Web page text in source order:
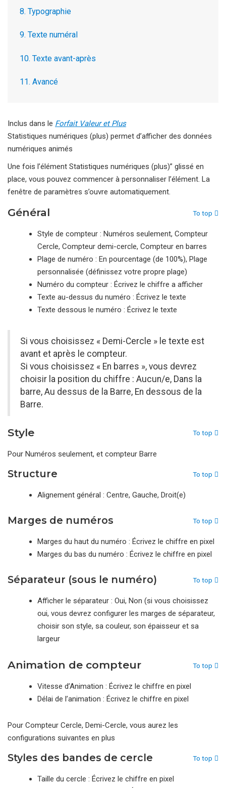
8. Typographie
9. Texte numéral
10. Texte avant-après
11. Avancé
Inclus dans le Forfait Valeur et Plus
Statistiques numériques (plus) permet d’afficher des données
numériques animés
Une fois l’élément Statistiques numériques (plus)” glissé en
place, vous pouvez commencer à personnaliser l’élément. La
fenêtre de paramètres s’ouvre automatiquement.
Général To top
Style de compteur : Numéros seulement, Compteur
Cercle, Compteur demi-cercle, Compteur en barres
Plage de numéro : En pourcentage (de 100%), Plage
personnalisée (définissez votre propre plage)
Numéro du compteur : Écrivez le chiffre a afficher
Texte au-dessus du numéro : Écrivez le texte
Texte dessous le numéro : Écrivez le texte
Si vous choisissez « Demi-Cercle » le texte est
avant et après le compteur.
Si vous choisissez « En barres », vous devrez
choisir la position du chiffre : Aucun/e, Dans la
barre, Au dessus de la Barre, En dessous de la
Barre.
Style To top
Pour Numéros seulement, et compteur Barre
Structure To top
Alignement général : Centre, Gauche, Droit(e)
Marges de numéros To top
Marges du haut du numéro : Écrivez le chiffre en pixel
Marges du bas du numéro : Écrivez le chiffre en pixel
Séparateur (sous le numéro) To top
Afficher le séparateur : Oui, Non (si vous choisissez
oui, vous devrez configurer les marges de séparateur,
choisir son style, sa couleur, son épaisseur et sa
largeur
Animation de compteur To top
Vitesse d’Animation : Écrivez le chiffre en pixel
Délai de l’animation : Écrivez le chiffre en pixel
Pour Compteur Cercle, Demi-Cercle, vous aurez les
configurations suivantes en plus
Styles des bandes de cercle To top
Taille du cercle : Écrivez le chiffre en pixel